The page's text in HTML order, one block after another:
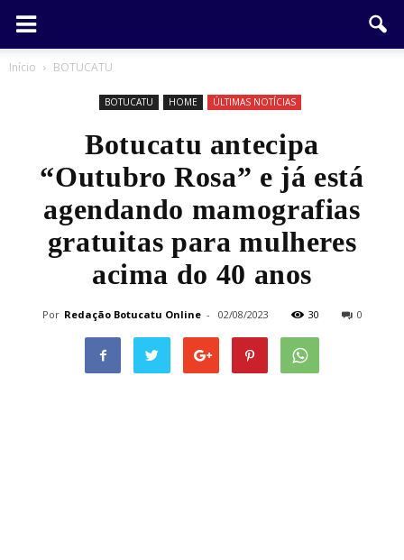
Início BOTUCATU
BOTUCATU HOME ÚLTIMAS NOTÍCIAS
Botucatu antecipa
“Outubro Rosa” e já está
agendando mamografias
gratuitas para mulheres
acima do 40 anos
Por Redação Botucatu Online - 02/08/2023 30 0